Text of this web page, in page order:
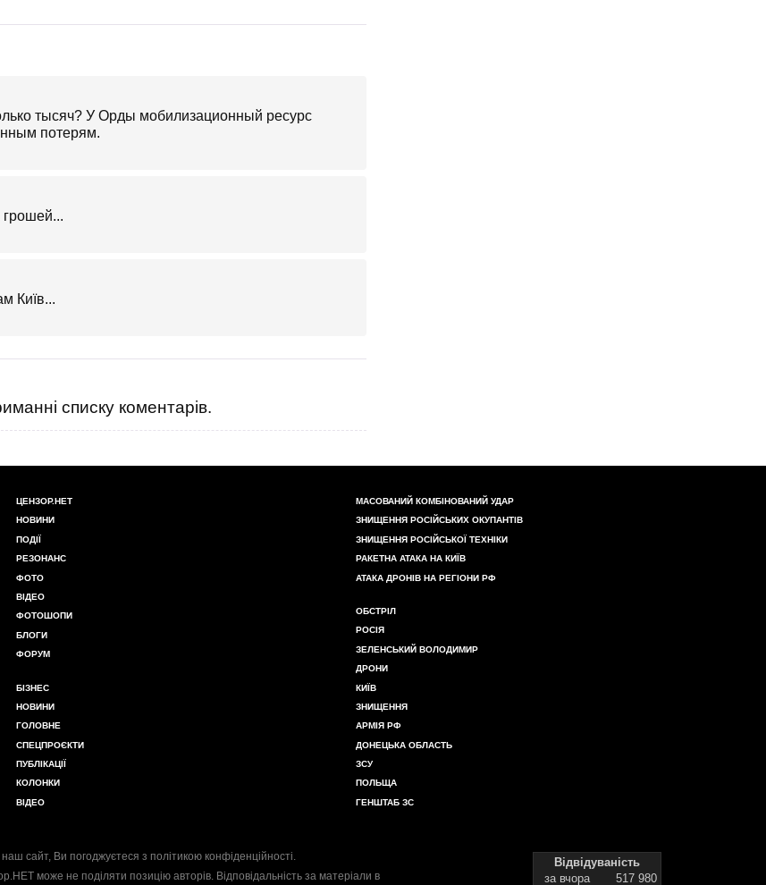
тысяч? У Орды мобилизационный ресурс
потерям.
Київ...
списку коментарів.
ЦЕНЗОР.НЕТ
НОВИНИ
ПОДІЇ
РЕЗОНАНС
ФОТО
ВІДЕО
ФОТОШОПИ
БЛОГИ
ФОРУМ
БІЗНЕС
НОВИНИ
ГОЛОВНЕ
СПЕЦПРОЄКТИ
ПУБЛІКАЦІЇ
КОЛОНКИ
ВІДЕО
МАСОВАНИЙ КОМБІНОВАНИЙ УДАР
ЗНИЩЕННЯ РОСІЙСЬКИХ ОКУПАНТІВ
ЗНИЩЕННЯ РОСІЙСЬКОЇ ТЕХНІКИ
РАКЕТНА АТАКА НА КИЇВ
АТАКА ДРОНІВ НА РЕГІОНИ РФ
ОБСТРІЛ
РОСІЯ
ЗЕЛЕНСЬКИЙ ВОЛОДИМИР
ДРОНИ
КИЇВ
ЗНИЩЕННЯ
АРМІЯ РФ
ДОНЕЦЬКА ОБЛАСТЬ
ЗСУ
ПОЛЬЩА
ГЕНШТАБ ЗС
сайт, Ви погоджуєтеся з політикою конфіденційності.
може не поділяти позицію авторів. Відповідальність за матеріали в
Відвідуваність
за вчора
517 980